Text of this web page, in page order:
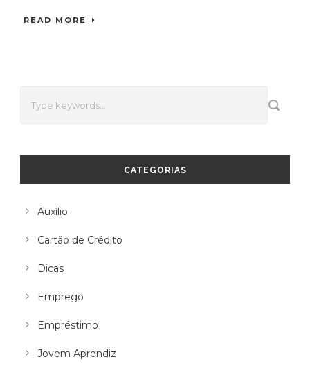
READ MORE
CATEGORIAS
Auxílio
Cartão de Crédito
Dicas
Emprego
Empréstimo
Jovem Aprendiz